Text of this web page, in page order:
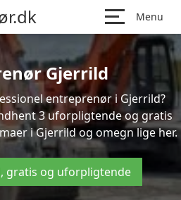
Menu
Gjerrild
entreprenør i Gjerrild?
3 uforpligtende og gratis
i Gjerrild og omegn lige her.
gratis og uforpligtende